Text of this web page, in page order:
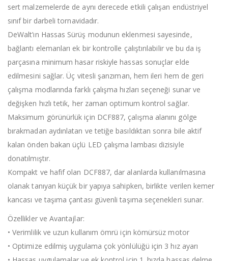
sert malzemelerde de aynı derecede etkili çalışan endüstriyel
sınıf bir darbeli tornavidadır.
DeWalt’ın Hassas Sürüş modunun eklenmesi sayesinde,
bağlantı elemanları ek bir kontrolle çalıştırılabilir ve bu da iş
parçasına minimum hasar riskiyle hassas sonuçlar elde
edilmesini sağlar. Üç vitesli şanzıman, hem ileri hem de geri
çalışma modlarında farklı çalışma hızları seçeneği sunar ve
değişken hızlı tetik, her zaman optimum kontrol sağlar.
Maksimum görünürlük için DCF887, çalışma alanını gölge
bırakmadan aydınlatan ve tetiğe basıldıktan sonra bile aktif
kalan önden bakan üçlü LED çalışma lambası dizisiyle
donatılmıştır.
Kompakt ve hafif olan DCF887, dar alanlarda kullanılmasına
olanak tanıyan küçük bir yapıya sahipken, birlikte verilen kemer
kancası ve taşıma çantası güvenli taşıma seçenekleri sunar.
Özellikler ve Avantajlar:
• Verimlilik ve uzun kullanım ömrü için kömürsüz motor
• Optimize edilmiş uygulama çok yönlülüğü için 3 hız ayarı